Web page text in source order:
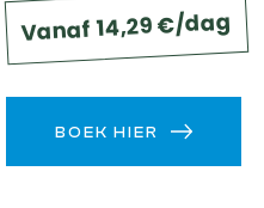
Vanaf 14,29 €/dag
BOEK HIER